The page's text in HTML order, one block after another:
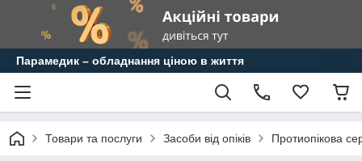
Парамедик – обладнання ціною в життя
Товари та послуги Засоби від опіків Протиопікова